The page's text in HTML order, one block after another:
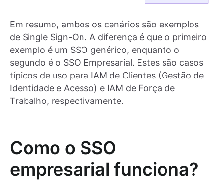
Em resumo, ambos os cenários são exemplos
de Single Sign-On. A diferença é que o primeiro
exemplo é um SSO genérico, enquanto o
segundo é o SSO Empresarial. Estes são casos
típicos de uso para IAM de Clientes (Gestão de
Identidade e Acesso) e IAM de Força de
Trabalho, respectivamente.
Como o SSO
empresarial funciona?